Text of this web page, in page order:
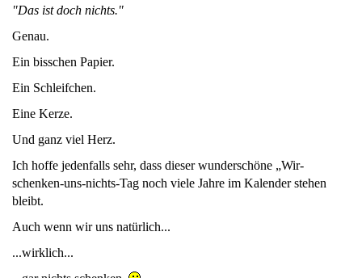
"Das ist doch nichts."
Genau.
Ein bisschen Papier.
Ein Schleifchen.
Eine Kerze.
Und ganz viel Herz.
Ich hoffe jedenfalls sehr, dass dieser wunderschöne „Wir-
schenken-uns-nichts-Tag noch viele Jahre im Kalender stehen
bleibt.
Auch wenn wir uns natürlich...
...wirklich...